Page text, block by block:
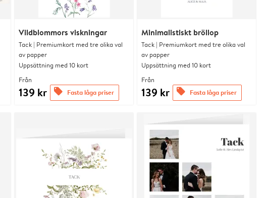
Vildblommors viskningar
Tack | Premiumkort med tre olika val
av papper
Uppsättning med 10 kort
Från
139 kr offers Fasta låga priser
Minimalistiskt bröllop
Tack | Premiumkort med tre olika val
av papper
Uppsättning med 10 kort
Från
139 kr offers Fasta låga priser